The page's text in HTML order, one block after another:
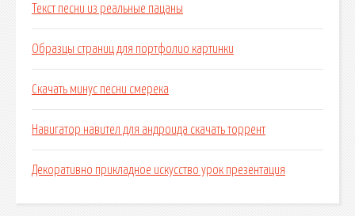
Текст песни из реальные пацаны
Образцы страниц для портфолио картинки
Скачать минус песни смерека
Навигатор навител для андроида скачать торрент
Декоративно прикладное искусство урок презентация